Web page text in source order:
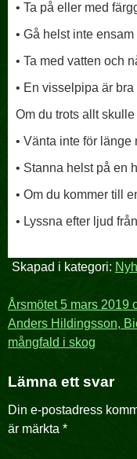
• Ta på eller med
• Gå helst inte
• Ta med vatten och
• En visselpipa är bra
Om du trots allt
• Vänta inte för
• Stanna helst på en
• Om du kommer till
• Lyssna efter ljud
Skapad i kategori:
Årsmötet 5 mars 2019
Anders Hildingsson,
mångfald i skog
Lämna ett svar
Din e-postadress
är märkta *